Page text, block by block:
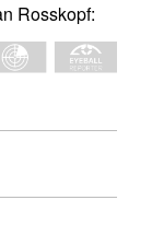
Rosskopf: